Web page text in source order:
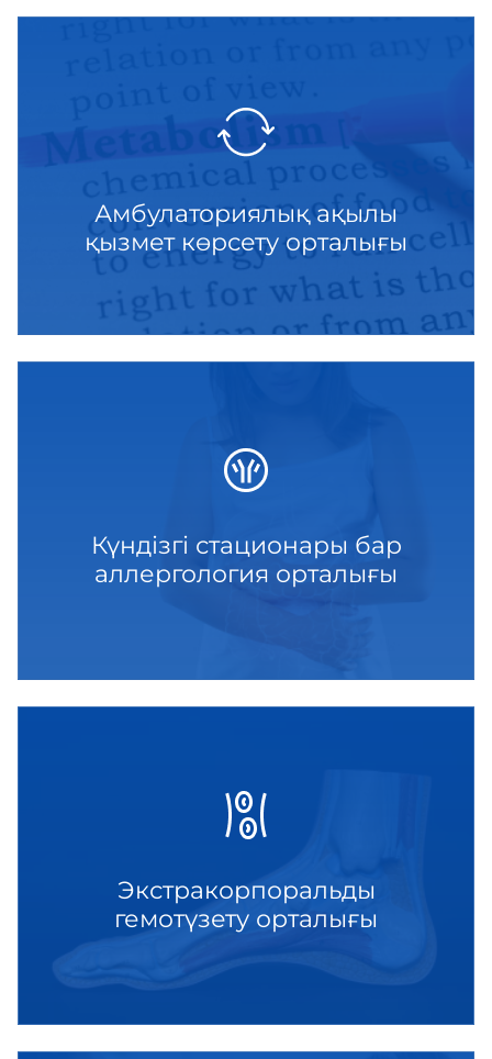
Амбулаториялық ақылы
қызмет көрсету орталығы
Күндізгі стационары бар
аллергология орталығы
Экстракорпоральды
гемотүзету орталығы